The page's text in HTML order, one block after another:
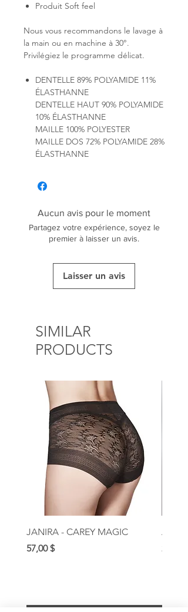
Produit Soft feel
Nous vous recommandons le lavage à
la main ou en machine à 30°.
Privilégiez le programme délicat.
DENTELLE 89% POLYAMIDE 11%
ÉLASTHANNE
DENTELLE HAUT 90% POLYAMIDE
10% ÉLASTHANNE
MAILLE 100% POLYESTER
MAILLE DOS 72% POLYAMIDE 28%
ÉLASTHANNE
Aucun avis pour le moment
Partagez votre expérience, soyez le
premier à laisser un avis.
Laisser un avis
SIMILAR
PRODUCTS
JANIRA - CAREY MAGIC
Prix
57,00 $
Prix
209,00